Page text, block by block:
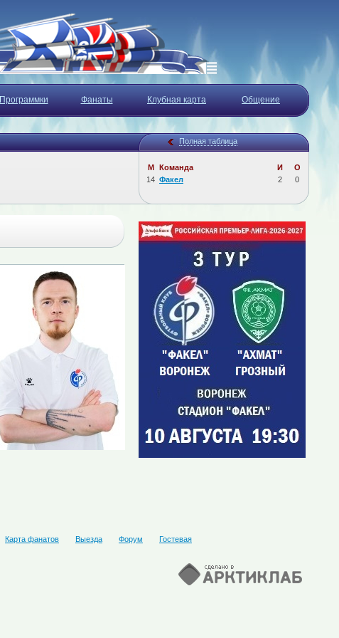
Программки Фанаты Клубная карта Общение
Полная таблица
М Команда И
О
14 Факел 2 0
Карта фанатов Выезда Форум Гостевая